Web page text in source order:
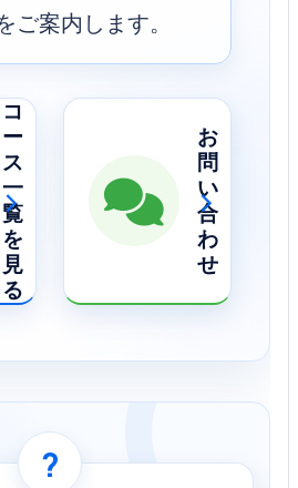
ご案内します。
コ
ー
ス
一
覧
を
見
る
›
お
問
い
合
わ
せ
›
?